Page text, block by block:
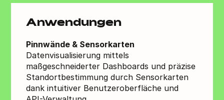
Anwendungen
Pinnwände & Sensorkarten
Datenvisualisierung mittels
maßgeschneiderter Dashboards und präzise
Standortbestimmung durch Sensorkarten
dank intuitiver Benutzeroberfläche und